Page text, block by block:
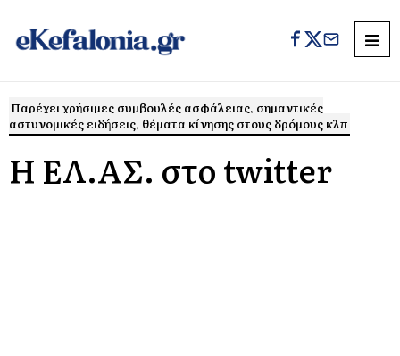
Παρέχει χρήσιμες συμβουλές ασφάλειας, σημαντικές
αστυνομικές ειδήσεις, θέματα κίνησης στους δρόμους κλπ
Η ΕΛ.ΑΣ. στο twitter